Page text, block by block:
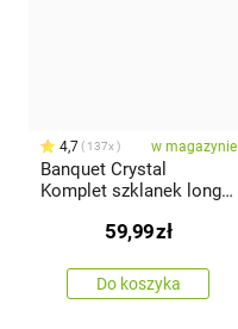
4,7 137x w magazynie
Banquet Crystal
Komplet szklanek long
59,99zł
Do koszyka